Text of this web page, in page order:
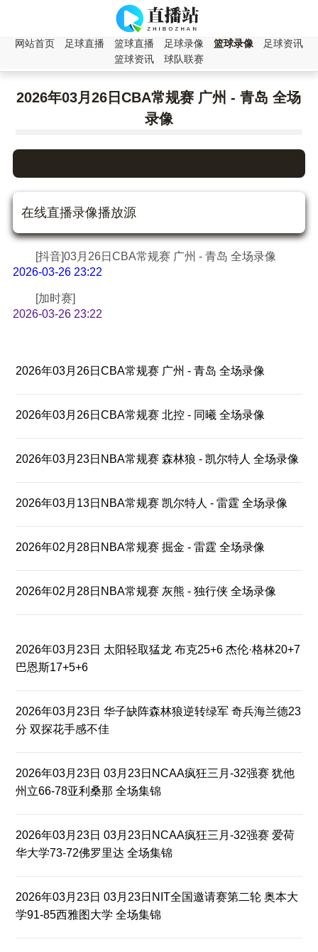
网站首页 足球直播 篮球直播 足球录像 篮球录像
足球资讯
篮球资讯
球队联赛
2026年03月26日CBA常规赛 广州 - 青岛 全场
录像
在线直播录像播放源
[抖音]03月26日CBA常规赛 广州 - 青岛 全场录像
2026-03-26 23:22
[加时赛]
2026-03-26 23:22
2026年03月26日CBA常规赛 广州 - 青岛 全场录像
2026年03月26日CBA常规赛 北控 - 同曦 全场录像
2026年03月23日NBA常规赛 森林狼 - 凯尔特人 全场录像
2026年03月13日NBA常规赛 凯尔特人 - 雷霆 全场录像
2026年02月28日NBA常规赛 掘金 - 雷霆 全场录像
2026年02月28日NBA常规赛 灰熊 - 独行侠 全场录像
2026年03月23日 太阳轻取猛龙 布克25+6 杰伦·格林20+7
巴恩斯17+5+6
2026年03月23日 华子缺阵森林狼逆转绿军 奇兵海兰德23
分 双探花手感不佳
2026年03月23日 03月23日NCAA疯狂三月-32强赛 犹他
州立66-78亚利桑那 全场集锦
2026年03月23日 03月23日NCAA疯狂三月-32强赛 爱荷
华大学73-72佛罗里达 全场集锦
2026年03月23日 03月23日NIT全国邀请赛第二轮 奥本大
学91-85西雅图大学 全场集锦